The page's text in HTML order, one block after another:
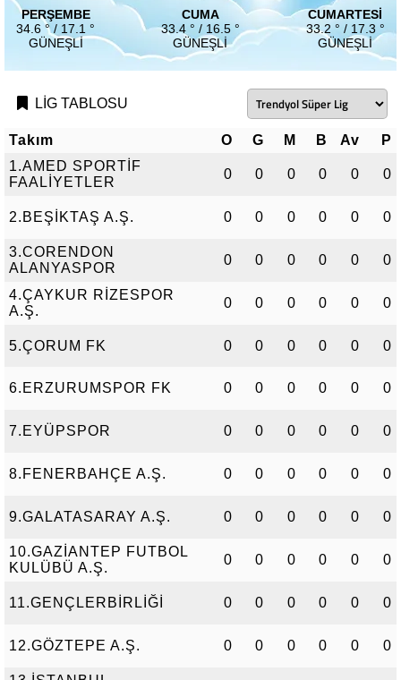
PERŞEMBE
34.6 ° / 17.1 °
GÜNEŞLI
CUMA
33.4 ° / 16.5 °
GÜNEŞLI
CUMARTESI
33.2 ° / 17.3 °
GÜNEŞLI
LİG TABLOSU
Takım O G M B Av
P
1.AMED SPORTİF
FAALİYETLER
0 0 0 0 0 0
2.BEŞİKTAŞ A.Ş. 0 0 0 0 0 0
3.CORENDON
ALANYASPOR
0 0 0 0 0 0
4.ÇAYKUR RİZESPOR
A.Ş.
0 0 0 0 0 0
5.ÇORUM FK 0 0 0 0 0 0
6.ERZURUMSPOR FK 0 0 0 0 0 0
7.EYÜPSPOR 0 0 0 0 0 0
8.FENERBAHÇE A.Ş. 0 0 0 0 0 0
9.GALATASARAY A.Ş. 0 0 0 0 0 0
10.GAZİANTEP FUTBOL
KULÜBÜ A.Ş.
0 0 0 0 0 0
11.GENÇLERBİRLİĞİ 0 0 0 0 0 0
12.GÖZTEPE A.Ş. 0 0 0 0 0 0